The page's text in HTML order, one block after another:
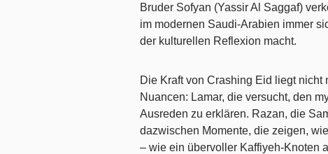
Bruder Sofyan (Yassir Al Saggaf)
im modernen Saudi-Arabien immer
der kulturellen Reflexion macht.
Die Kraft von Crashing Eid liegt
Nuancen: Lamar, die versucht, den
Ausreden zu erklären. Razan, die
dazwischen Momente, die zeigen,
– wie ein übervoller Kaffiyeh-Knoten